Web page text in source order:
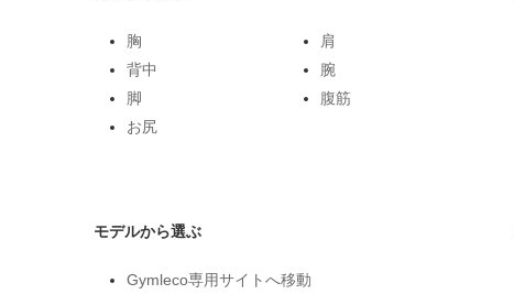
胸
肩
背中
腕
脚
腹筋
お尻
モデルから選ぶ
Gymleco専用サイトへ移動